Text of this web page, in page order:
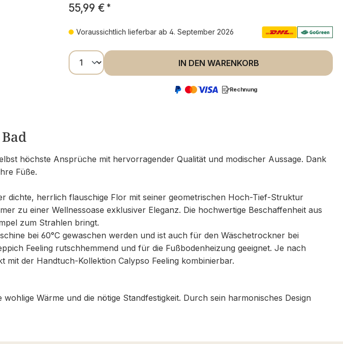
55,99 € *
Voraussichtlich lieferbar ab 4. September 2026
Produkt Anzahl: Gib den gewünschten Wert
IN DEN WARENKORB
Rechnung
höchste Ansprüche mit hervorragender Qualität und modischer Aussage. Dank
Füße.
dichte, herrlich flauschige Flor mit seiner geometrischen Hoch-Tief-Struktur
zu einer Wellnessoase exklusiver Eleganz. Die hochwertige Beschaffenheit aus
zum Strahlen bringt.
bei 60°C gewaschen werden und ist auch für den Wäschetrockner bei
Feeling rutschhemmend und für die Fußbodenheizung geeignet. Je nach
der Handtuch-Kollektion Calypso Feeling kombinierbar.
Wärme und die nötige Standfestigkeit. Durch sein harmonisches Design